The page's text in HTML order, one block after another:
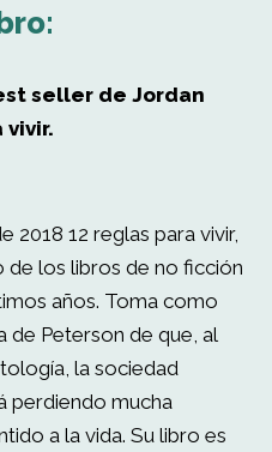
seller de Jordan
vivir.
2018 12 reglas para vivir,
de los libros de no ficción
años. Toma como
de Peterson de que, al
la sociedad
perdiendo mucha
a la vida. Su libro es